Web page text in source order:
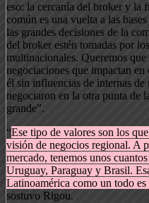
eso: la cercanía del broker y la
común es una vuelta a las
las grandes decisiones de la
del broker estén tomadas por
multinacionales. Queremos
negociaciones que impactan
él sin influencias de internas de
negociaron en la otra punta de
grande”.
“Ese tipo de valores son los
visión de negocios regional. A
mercado, tenemos unos
Uruguay, Paraguay y Brasil.
Latinoamérica como un todo
sostuvo Rigou.